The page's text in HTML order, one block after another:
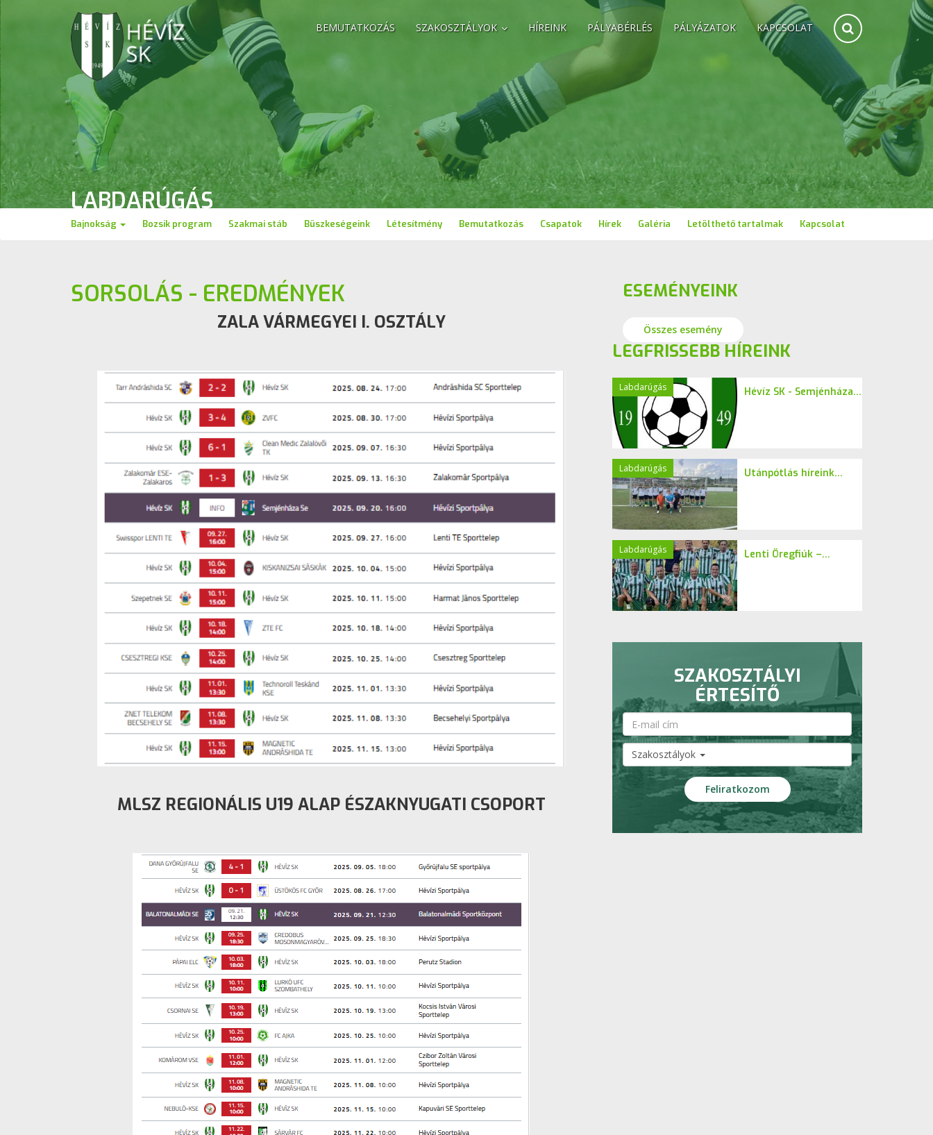
BEMUTATKOZÁS SZAKOSZTÁLYOK HÍREINK PÁLYABÉRLÉS PÁLYÁZATOK KAPCSOLAT
LABDARÚGÁS
Bajnokság Bozsik program Szakmai stáb Büszkeségeink Létesítmény Bemutatkozás Csapatok Hírek Galéria Letölthető tartalmak Kapcsolat
SORSOLÁS - EREDMÉNYEK
ZALA VÁRMEGYEI I. OSZTÁLY
MLSZ REGIONÁLIS U19 ALAP ÉSZAKNYUGATI CSOPORT
ESEMÉNYEINK
Összes esemény
LEGFRISSEBB HÍREINK
Labdarúgás Hévíz SK - Semjénháza...
Labdarúgás Utánpótlás híreink...
Labdarúgás Lenti Öregfiúk –...
SZAKOSZTÁLYI
ÉRTESÍTŐ
Szakosztályok